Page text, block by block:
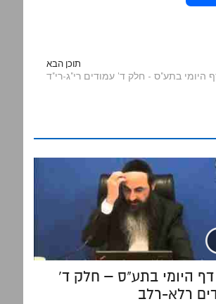
תוכן הבא
דף היומי בתע"ס – חלק ד'
רלא-רלב